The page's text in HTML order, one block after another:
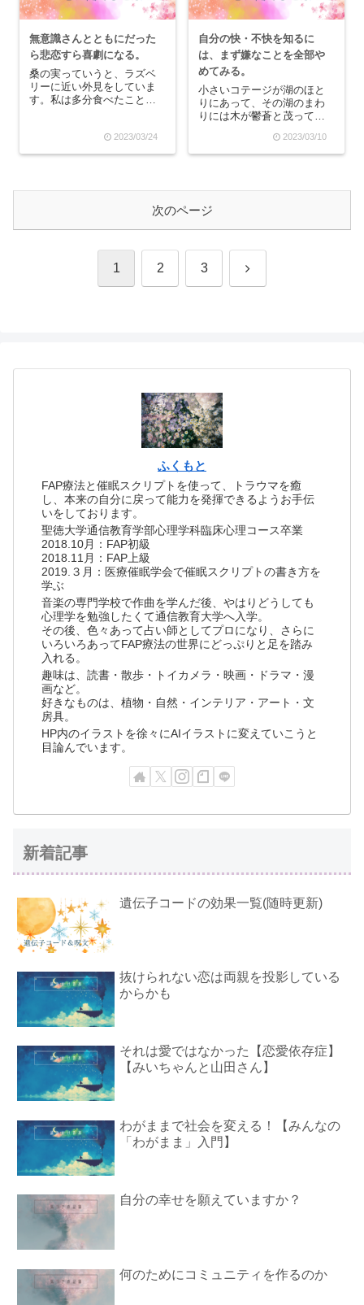
無意識さんとともにだった
ら悲恋すら喜劇になる。
桑の実っていうと、ラズベ
リーに近い外見をしていま
す。私は多分食べたことが
と想像します。こうやっ
て、目の前にないものを想
いけど自分は運が悪い！」
2023/03/24
自分の快・不快を知るに
は、まず嫌なことを全部や
めてみる。
小さいコテージが湖のほと
りにあって、その湖のまわ
りには木が鬱蒼と茂ってい
いうものなのかもしれな
い。私は昔から、山奥に別
り過ごしたいという願望が
ありました。今の彼氏は真
逆...
2023/03/10
次のページ
1 2 3 次
ふくもと
FAP療法と催眠スクリプトを使って、トラウマを癒
し、本来の自分に戻って能力を発揮できるようお手伝
いをしております。
聖徳大学通信教育学部心理学科臨床心理コース卒業
2018.10月：FAP初級
2018.11月：FAP上級
2019.３月：医療催眠学会で催眠スクリプトの書き方を
学ぶ
音楽の専門学校で作曲を学んだ後、やはりどうしても
心理学を勉強したくて通信教育大学へ入学。
その後、色々あって占い師としてプロになり、さらに
いろいろあってFAP療法の世界にどっぷりと足を踏み
入れる。
趣味は、読書・散歩・トイカメラ・映画・ドラマ・漫
画など。
好きなものは、植物・自然・インテリア・アート・文
房具。
HP内のイラストを徐々にAIイラストに変えていこうと
目論んでいます。
新着記事
遺伝子コードの効果一覧(随時更新)
抜けられない恋は両親を投影している
からかも
それは愛ではなかった【恋愛依存症】
【みいちゃんと山田さん】
わがままで社会を変える！【みんなの
「わがまま」入門】
自分の幸せを願えていますか？
何のためにコミュニティを作るのか